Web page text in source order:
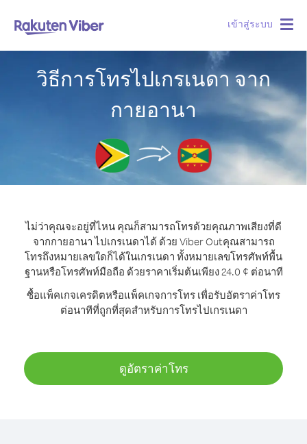
เข้าสู่ระบบ
วิธีการโทรไปเกรเนดา จาก
กายอานา
ไม่ว่าคุณจะอยู่ที่ไหน คุณก็สามารถโทรด้วยคุณภาพเสียงที่ดี
จากกายอานา ไปเกรเนดาได้ ด้วย Viber Outคุณสามารถ
โทรถึงหมายเลขใดก็ได้ในเกรเนดา ทั้งหมายเลขโทรศัพท์พื้น
ฐานหรือโทรศัพท์มือถือ ด้วยราคาเริ่มต้นเพียง 24.0 ¢ ต่อนาที
ซื้อแพ็คเกจเครดิตหรือแพ็คเกจการโทร เพื่อรับอัตราค่าโทร
ต่อนาทีที่ถูกที่สุดสำหรับการโทรไปเกรเนดา
ดูอัตราค่าโทร